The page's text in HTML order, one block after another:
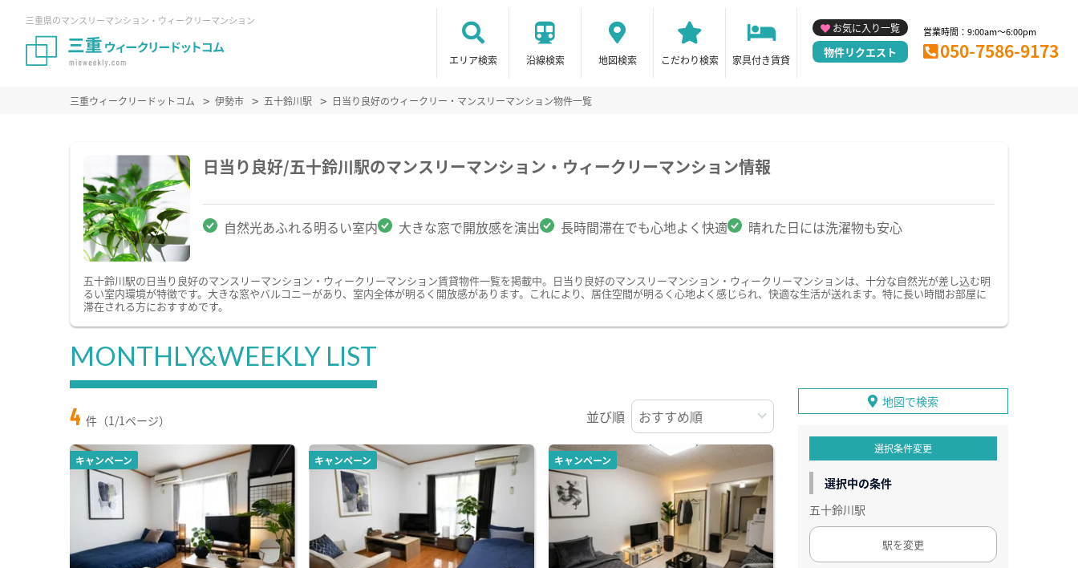
三重県のマンスリーマンション・ウィークリーマンション
エリア検索 沿線検索 地図検索 こだわり検索 家具付き賃貸
お気に入り一覧
物件リクエスト
営業時間：9:00am～6:00pm
050-7586-9173
三重ウィークリードットコム 伊勢市 五十鈴川駅 日当り良好のウィークリー・マンスリーマンション物件一覧
日当り良好/五十鈴川駅のマンスリーマンション・ウィークリーマンション情報
自然光あふれる明るい室内 大きな窓で開放感を演出 長時間滞在でも心地よく快適 晴れた日には洗濯物も安心
五十鈴川駅の日当り良好のマンスリーマンション・ウィークリーマンション賃貸物件一覧を掲載中。日当り良好のマンスリーマンション・ウィークリーマンションは、十分な自然光が差し込む明
るい室内環境が特徴です。大きな窓やバルコニーがあり、室内全体が明るく開放感があります。これにより、居住空間が明るく心地よく感じられ、快適な生活が送れます。特に長い時間お部屋に
滞在される方におすすめです。
MONTHLY&WEEKLY LIST
4 件（1/1ページ） 並び順
キャンペーン キャンペーン キャンペーン
地図で検索
選択条件変更
選択中の条件
五十鈴川駅
駅を変更